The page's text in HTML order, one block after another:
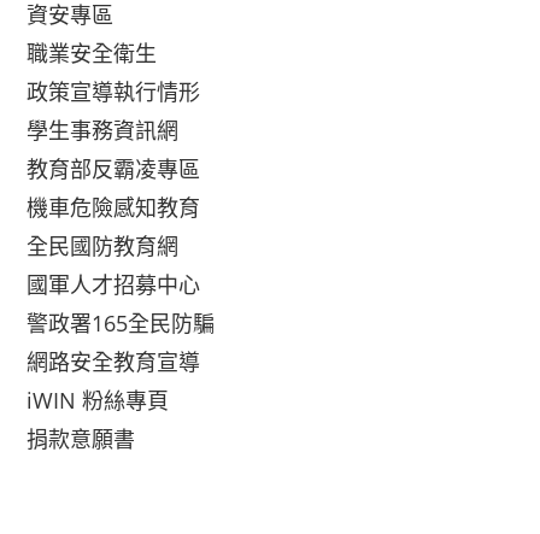
資安專區
職業安全衛生
政策宣導執行情形
學生事務資訊網
教育部反霸凌專區
機車危險感知教育
全民國防教育網
國軍人才招募中心
警政署165全民防騙
網路安全教育宣導
iWIN 粉絲專頁
捐款意願書